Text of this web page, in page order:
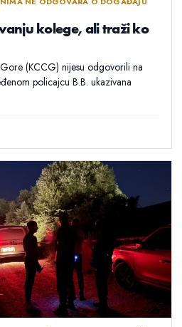
kolege, ali traži ko
(KCCG) nijesu odgovorili na
policajcu B.B. ukazivana